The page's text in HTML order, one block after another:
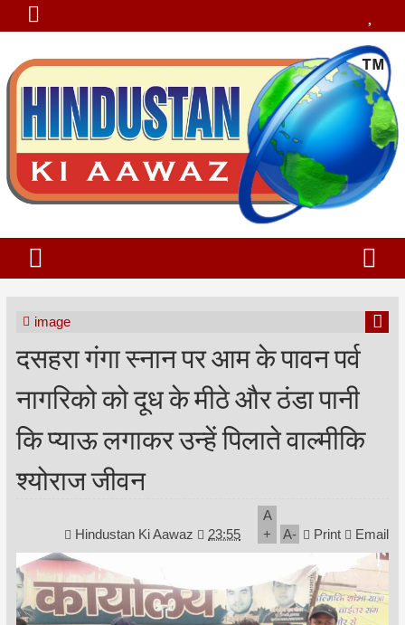
image
दसहरा गंगा स्नान पर आम के पावन पर्व
नागरिको को दूध के मीठे और ठंडा पानी
कि प्याऊ लगाकर उन्हें पिलाते वाल्मीकि
श्योराज जीवन
Hindustan Ki Aawaz 23:55
A
+
A- Print Email